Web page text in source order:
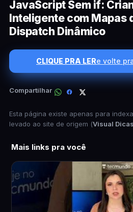
JavaScript Sem if:
Inteligente com Mapas
Dispatch Dinâmico
CLIQUE PRA LERe volte
Compartilhar
Esta página existe apenas para
levado ao site de origem (Visual Dicas
Mais links pra você